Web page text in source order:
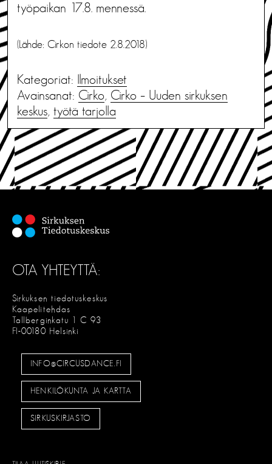
työpaikan 17.8. mennessä.
(Lähde: Cirkon tiedote 2.8.2018)
Kategoriat: Ilmoitukset
Avainsanat: Cirko, Cirko – Uuden sirkuksen
keskus, työtä tarjolla
OTA YHTEYTTÄ:
Sirkuksen tiedotuskeskus
Kaapelitehdas
Tallberginkatu 1 C 93
FI-00180 Helsinki
INFO@CIRCUSDANCE.FI
HENKILÖKUNTA JA KARTTA
SIRKUSKIRJASTO